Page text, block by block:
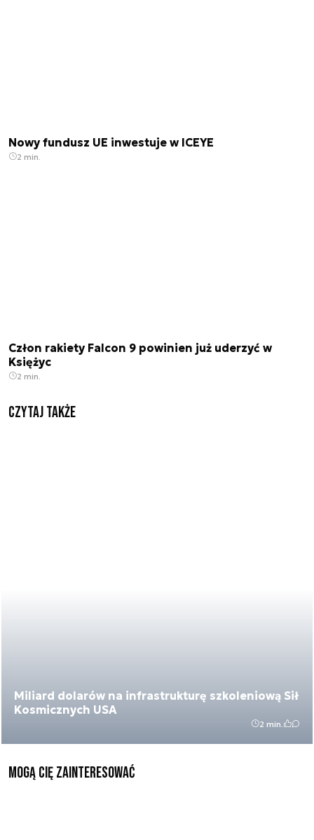
Nowy fundusz UE inwestuje w ICEYE
2 min.
Człon rakiety Falcon 9 powinien już uderzyć w
Księżyc
2 min.
Czytaj także
Miliard dolarów na infrastrukturę szkoleniową Sił
Kosmicznych USA
2 min.
Mogą Cię zainteresować